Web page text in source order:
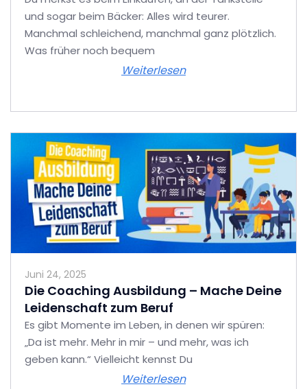
und sogar beim Bäcker: Alles wird teurer.
Manchmal schleichend, manchmal ganz plötzlich.
Was früher noch bequem
Weiterlesen
Juni 24, 2025
Die Coaching Ausbildung – Mache Deine
Leidenschaft zum Beruf
Es gibt Momente im Leben, in denen wir spüren:
„Da ist mehr. Mehr in mir – und mehr, was ich
geben kann.“ Vielleicht kennst Du
Weiterlesen